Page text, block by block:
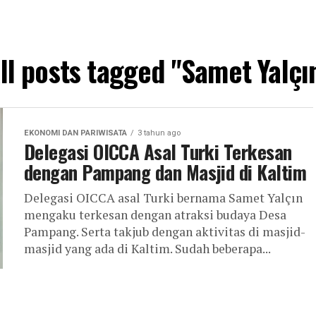
posts tagged "Samet
EKONOMI DAN PARIWISATA 3 tahun ago
Delegasi OICCA Asal Turki Terkesan
dengan Pampang dan Masjid di Kaltim
Delegasi OICCA asal Turki bernama Samet Yalçın
mengaku terkesan dengan atraksi budaya Desa
Pampang. Serta takjub dengan aktivitas di masjid-
masjid yang ada di Kaltim. Sudah beberapa...